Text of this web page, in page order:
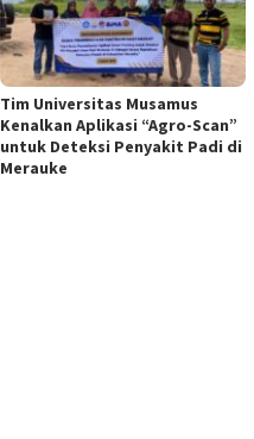
Tim Universitas Musamus
Kenalkan Aplikasi “Agro-Scan”
untuk Deteksi Penyakit Padi di
Merauke